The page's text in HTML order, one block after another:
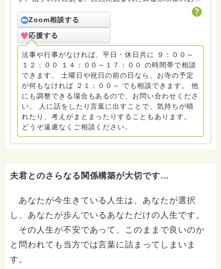
てきました。 現在は４2才となり、３人の子育てに奮闘
中です！また、教育関係の仕事にも勤めたことがありま
す。 自分の経験したこと全てが私自身の糧となり、そ
れが人を救う力になればいいなと、何があってもポジテ
ィブに考えるようにしてます。 その経験を活かし、 ・
人間関係 ・将来の不安 ・仏事全般 など、様々な質問に
答えていきたいと思っております。 何か悩み事があ
る、個人的に相談したい、質問について他の人に知られ
たくない、という方は遠慮なくメールにてご相談下さ
い。 今までにたくさんの方からメールにてご相談をい
ただいておりますので、気軽にご相談してみて下さい
ね！ また、ハスノハの回答には字数制限があり、私の
回答に対するお礼に返事が出来ない場合も多々ありま
日中に返事をするようにしておりますが、こちらからの
いないか ・受信拒否設定はどうなっているか を確認し
て、もう一度メールを送っていただければありがたく思
います。 また、お寺に直接訪問されてのご相談も受け
付けております。その場合は、まずメールか電話にてそ
の旨をお知らせ下さい。 お寺の予定と照らし合わせ
て、日時を調整させていただき、お寺の詳しい場所など
をお伝えいたします。 ただし、電話回線が１本しかな
Zoom相談する
応援する
法事や行事がなければ、平日・休日共に ９：００～
１２：００ １４：００～１７：００ の時間帯で相談
できます。 土曜日や祝日の前の日なら、お寺の予定
が何もなければ ２１：００～ でも相談できます。 他
にも調整できる場合もあるので、お問い合わせくださ
い。 人に話をしたり言葉に出すことで、気持ちが晴
れたり、考えがまとまったりすることもあります。
どうぞ遠慮なくご相談ください。
夫君とのさらなる関係構築が大切です…
あなたが今生きている人生は、あなたが選択
し、あなたが歩んでいるあなただけの人生です。
その人生が不安であって、このままで良いのか
と問われても当方では言葉に詰まってしまいま
す。